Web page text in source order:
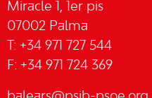
Miracle 1, 1er pis
07002 Palma
T: +34 971 727 544
F: +34 971 724 369